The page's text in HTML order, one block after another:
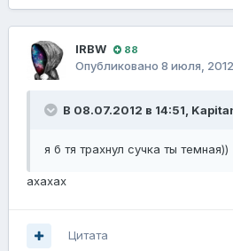
lRBW 88
Опубликовано 8 июля, 2012
В 08.07.2012 в 14:51,
я б тя трахнул сучка ты темная))
ахахах
Цитата